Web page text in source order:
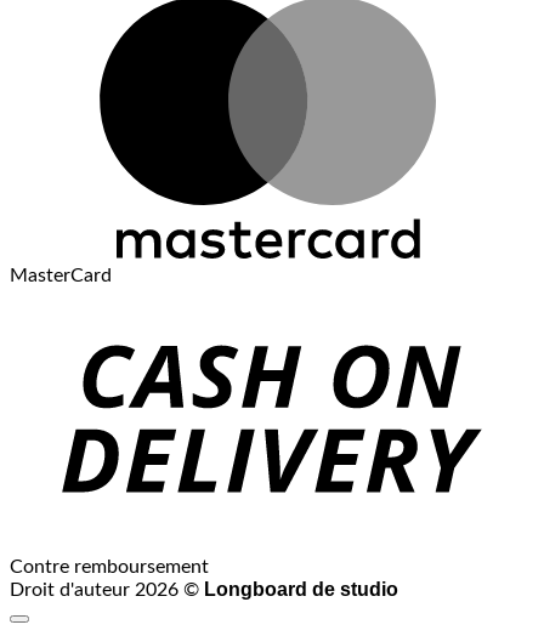
MasterCard
Contre remboursement
Droit d'auteur 2026 © Longboard de studio